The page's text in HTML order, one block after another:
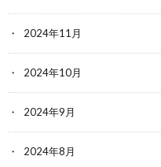
2024年11月
2024年10月
2024年9月
2024年8月